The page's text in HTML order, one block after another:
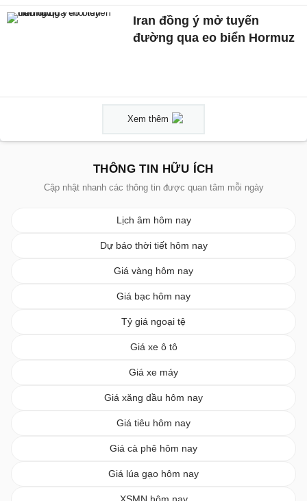
Iran đồng ý mở tuyến
đường qua eo biển Hormuz
Xem thêm
THÔNG TIN HỮU ÍCH
Cập nhật nhanh các thông tin được quan tâm mỗi ngày
Lịch âm hôm nay
Dự báo thời tiết hôm nay
Giá vàng hôm nay
Giá bạc hôm nay
Tỷ giá ngoại tệ
Giá xe ô tô
Giá xe máy
Giá xăng dầu hôm nay
Giá tiêu hôm nay
Giá cà phê hôm nay
Giá lúa gạo hôm nay
XSMN hôm nay